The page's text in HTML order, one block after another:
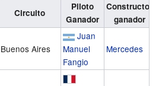
Circuito
Piloto
Ganador
Constructor
ganador
Buenos Aires
Juan
Manuel
Fangio
Mercedes